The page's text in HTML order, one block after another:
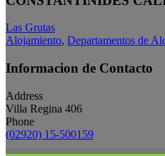
Las Grutas
Alojamiento, Departamentos de
Informacion de Contacto
Address
Villa Regina 406
Phone
(02920) 15-500159